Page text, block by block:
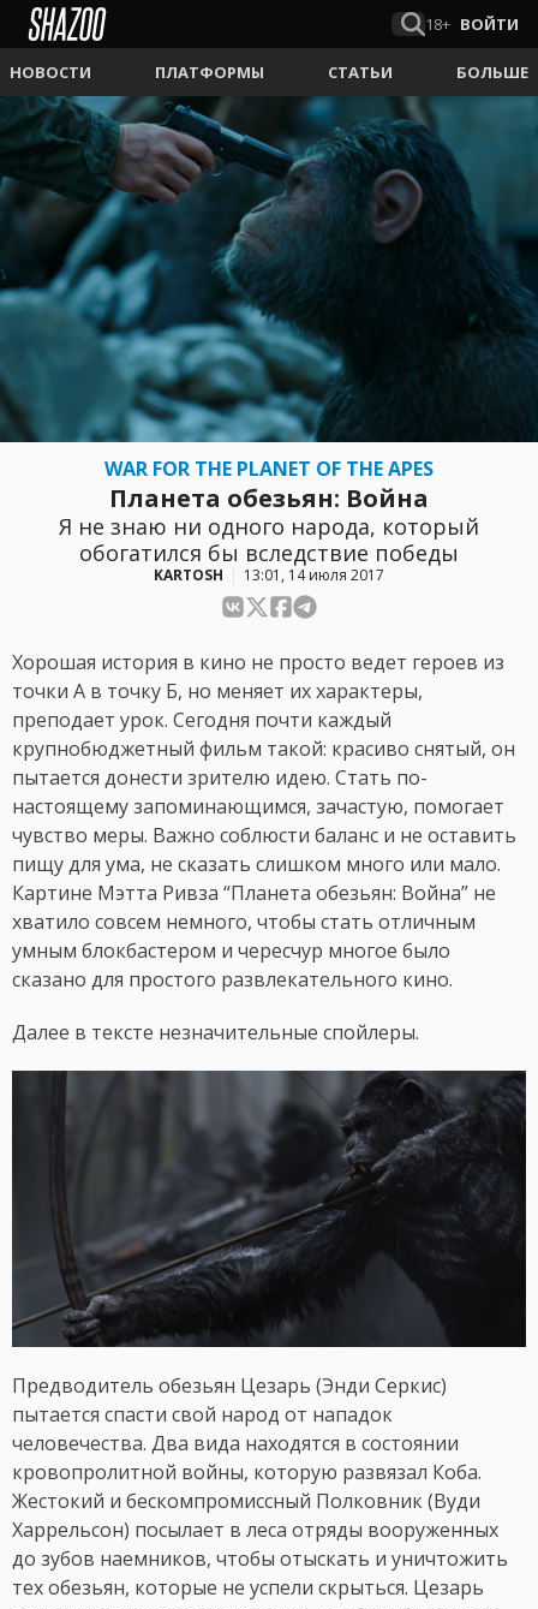
18+ ВОЙТИ
НОВОСТИ ПЛАТФОРМЫ СТАТЬИ БОЛЬШЕ
WAR FOR THE PLANET OF THE APES
Планета обезьян: Война
Я не знаю ни одного народа, который
обогатился бы вследствие победы
KARTOSH 13:01, 14 июля 2017
Хорошая история в кино не просто ведет героев из
точки А в точку Б, но меняет их характеры,
преподает урок. Сегодня почти каждый
крупнобюджетный фильм такой: красиво снятый, он
пытается донести зрителю идею. Стать по-
настоящему запоминающимся, зачастую, помогает
чувство меры. Важно соблюсти баланс и не оставить
пищу для ума, не сказать слишком много или мало.
Картине Мэтта Ривза “Планета обезьян: Война” не
хватило совсем немного, чтобы стать отличным
умным блокбастером и чересчур многое было
сказано для простого развлекательного кино.
Далее в тексте незначительные спойлеры.
Предводитель обезьян Цезарь (Энди Серкис)
пытается спасти свой народ от нападок
человечества. Два вида находятся в состоянии
кровопролитной войны, которую развязал Коба.
Жестокий и бескомпромиссный Полковник (Вуди
Харрельсон) посылает в леса отряды вооруженных
до зубов наемников, чтобы отыскать и уничтожить
тех обезьян, которые не успели скрыться. Цезарь